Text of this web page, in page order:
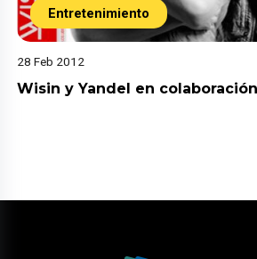
Entretenimiento
28 Feb 2012
Wisin y Yandel en